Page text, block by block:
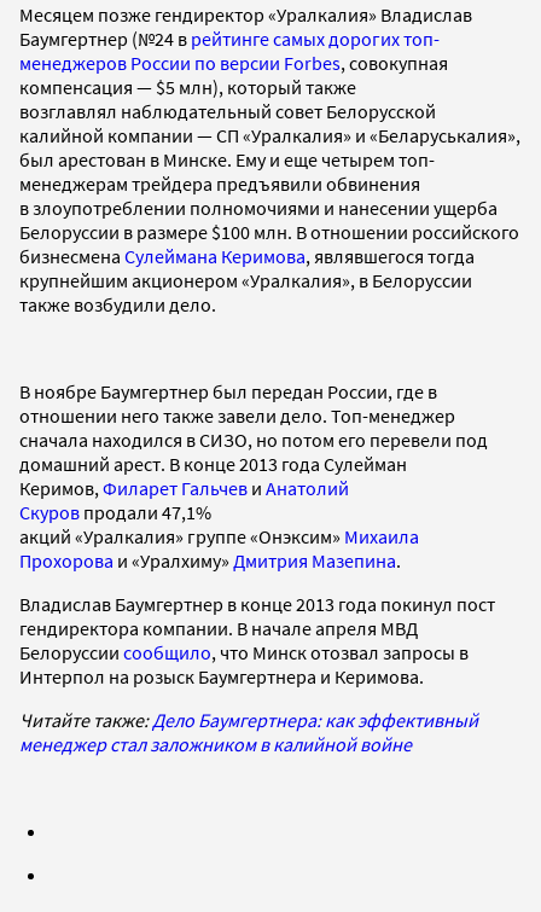
Месяцем позже гендиректор «Уралкалия» Владислав
Баумгертнер (№24 в рейтинге самых дорогих топ-
менеджеров России по версии Forbes, совокупная
компенсация — $5 млн), который также
возглавлял наблюдательный совет Белорусской
калийной компании — СП «Уралкалия» и «Беларуськалия»,
был арестован в Минске. Ему и еще четырем топ-
менеджерам трейдера предъявили обвинения
в злоупотреблении полномочиями и нанесении ущерба
Белоруссии в размере $100 млн. В отношении российского
бизнесмена Сулеймана Керимова, являвшегося тогда
крупнейшим акционером «Уралкалия», в Белоруссии
также возбудили дело.
В ноябре Баумгертнер был передан России, где в
отношении него также завели дело. Топ-менеджер
сначала находился в СИЗО, но потом его перевели под
домашний арест. В конце 2013 года Сулейман
Керимов, Филарет Гальчев и Анатолий
Скуров продали 47,1%
акций «Уралкалия» группе «Онэксим» Михаила
Прохорова и «Уралхиму» Дмитрия Мазепина.
Владислав Баумгертнер в конце 2013 года покинул пост
гендиректора компании. В начале апреля МВД
Белоруссии сообщило, что Минск отозвал запросы в
Интерпол на розыск Баумгертнера и Керимова.
Читайте также:Дело Баумгертнера: как эффективный
менеджер стал заложником в калийной войне